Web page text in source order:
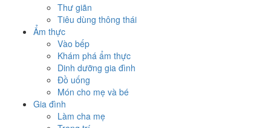
Thư giãn
Tiêu dùng thông thái
Ẩm thực
Vào bếp
Khám phá ẩm thực
Dinh dưỡng gia đình
Đồ uống
Món cho mẹ và bé
Gia đình
Làm cha mẹ